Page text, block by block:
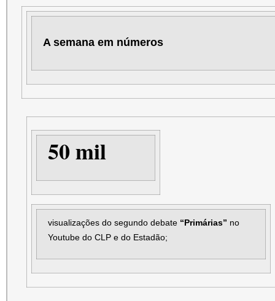
A semana em números
50 mil
visualizações do segundo debate “Primárias” no
Youtube do CLP e do Estadão;